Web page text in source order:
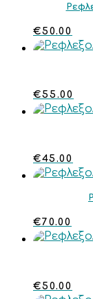
€50.00
€55.00
€45.00
€70.00
€50.00